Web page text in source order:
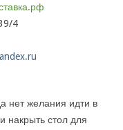
4
нет желания идти в
накрыть стол для